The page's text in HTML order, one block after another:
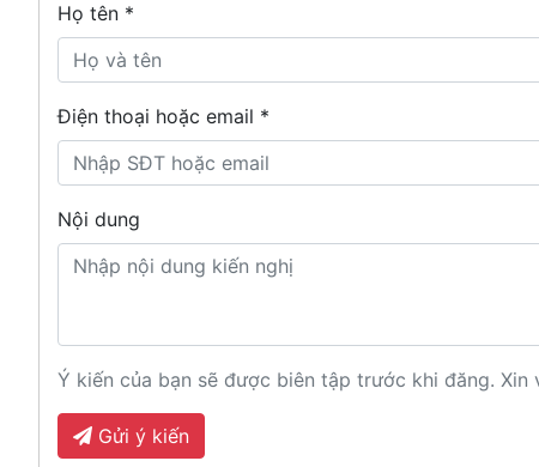
Họ tên *
Điện thoại hoặc email *
Nội dung
Ý kiến của bạn sẽ được biên tập trước khi đăng.
Gửi ý kiến